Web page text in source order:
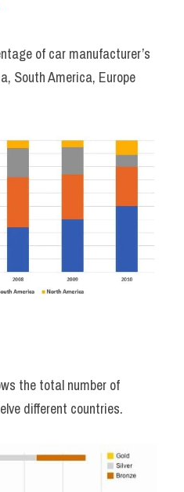
of car manufacturer’s
South America, Europe
the total number of
different countries.